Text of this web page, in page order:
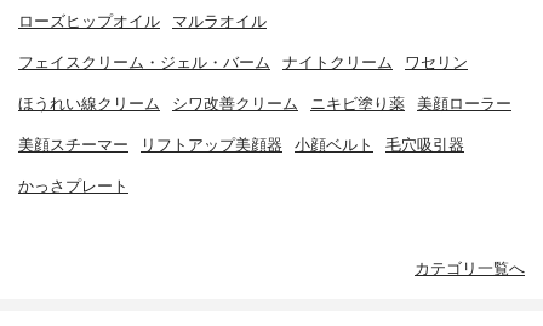
ローズヒップオイル マルラオイル
フェイスクリーム・ジェル・バーム ナイトクリーム ワセリン
ほうれい線クリーム シワ改善クリーム ニキビ塗り薬 美顔ローラー
美顔スチーマー リフトアップ美顔器 小顔ベルト 毛穴吸引器
かっさプレート
カテゴリ一覧へ